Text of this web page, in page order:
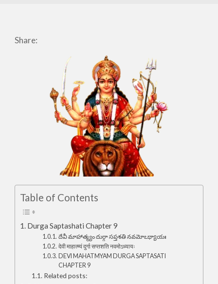
Share:
Table of Contents
Durga Saptashati Chapter 9
దేవీ మాహాత్మ్యం దుర్గా సప్తశతి నవమోఽధ్యాయః
देवी माहात्म्यं दुर्गा सप्तशति नवमोऽध्यायः
DEVI MAHATMYAM DURGA SAPTASATI
CHAPTER 9
Related posts: